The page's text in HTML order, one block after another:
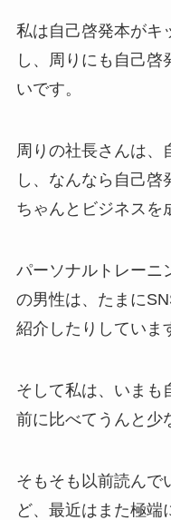
私は自己啓発本がキ
し、周りにも自己啓
いです。
周りの社長さんは、
し、なんなら自己啓
ちゃんとビジネスを
パーソナルトレーニ
の男性は、たまに
紹介したりしていま
そして私は、いまも
前に比べてうんと少
そもそも以前読んで
ど、最近はまた極端